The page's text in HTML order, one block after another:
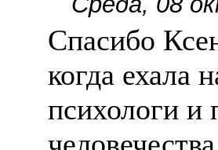
Спасибо
когда ехала
психологи и